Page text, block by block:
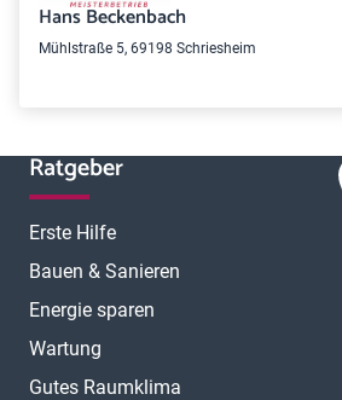
Hans Beckenbach
Mühlstraße 5, 69198 Schriesheim
Ratgeber
Erste Hilfe
Bauen & Sanieren
Energie sparen
Wartung
Gutes Raumklima